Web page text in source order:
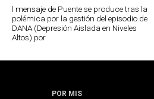
l mensaje de Puente se produce tras la
polémica por la gestión del episodio de
DANA (Depresión Aislada en Niveles
Altos) por
POR MIS